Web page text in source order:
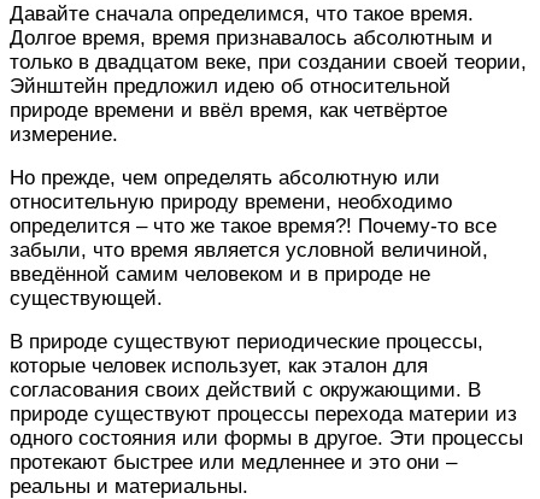
Давайте сначала определимся, что такое время.
Долгое время, время признавалось абсолютным и
только в двадцатом веке, при создании своей теории,
Эйнштейн предложил идею об относительной
природе времени и ввёл время, как четвёртое
измерение.
Но прежде, чем определять абсолютную или
относительную природу времени, необходимо
определится – что же такое время?! Почему-то все
забыли, что время является условной величиной,
введённой самим человеком и в природе не
существующей.
В природе существуют периодические процессы,
которые человек использует, как эталон для
согласования своих действий с окружающими. В
природе существуют процессы перехода материи из
одного состояния или формы в другое. Эти процессы
протекают быстрее или медленнее и это они –
реальны и материальны.